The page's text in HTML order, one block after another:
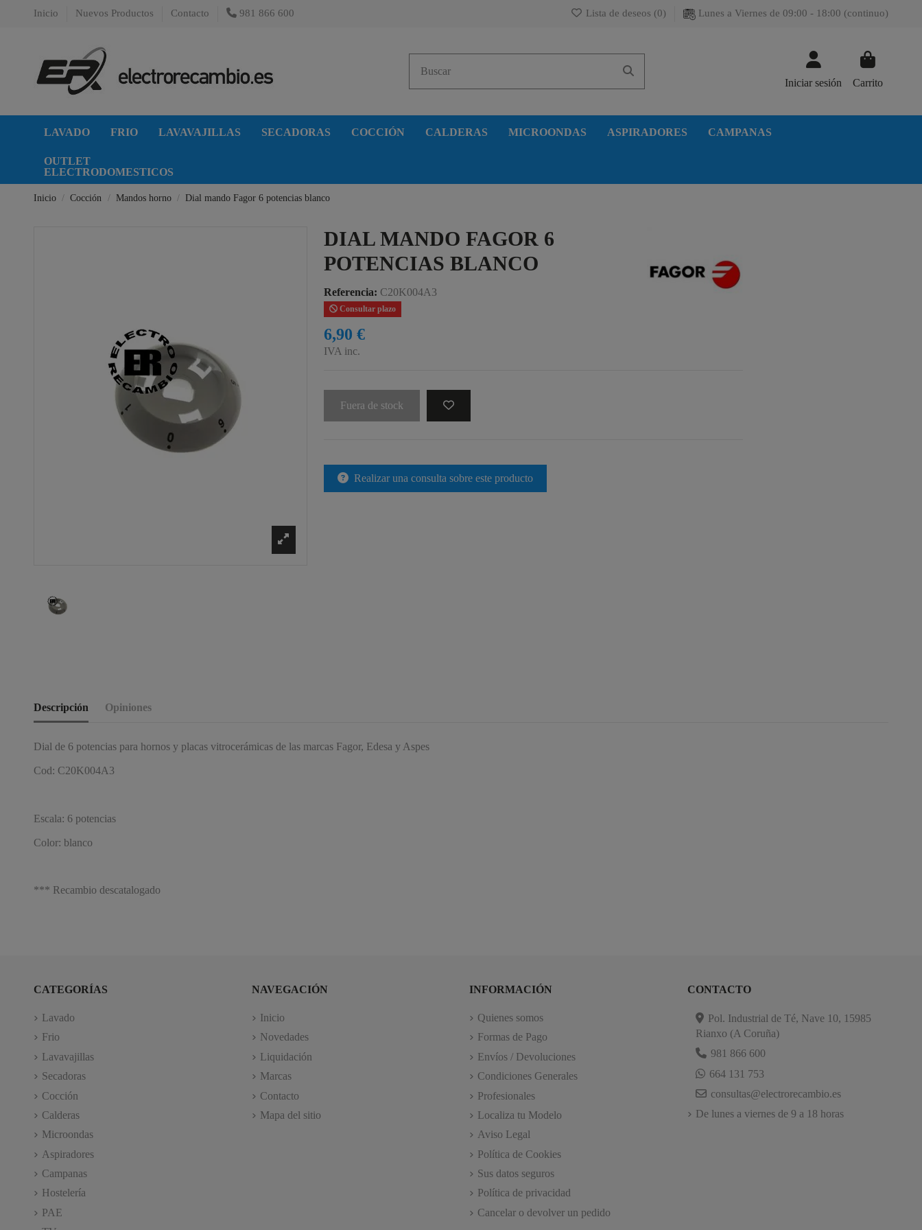
Inicio Nuevos Productos Contacto 981 866 600 Lista de deseos (0) Lunes a Viernes de 09:00 - 18:00 (continuo)
Iniciar sesión Carrito
LAVADO FRIO LAVAVAJILLAS SECADORAS COCCIÓN CALDERAS MICROONDAS ASPIRADORES CAMPANAS
OUTLET
ELECTRODOMESTICOS
Inicio Cocción Mandos horno Dial mando Fagor 6 potencias blanco
DIAL MANDO FAGOR 6
POTENCIAS BLANCO
Referencia: C20K004A3
Consultar plazo
6,90 €
IVA inc.
Fuera de stock
Realizar una consulta sobre este producto
Descripción Opiniones
Dial de 6 potencias para hornos y placas vitrocerámicas de las marcas Fagor, Edesa y Aspes
Cod: C20K004A3
Escala: 6 potencias
Color: blanco
*** Recambio descatalogado
CATEGORÍAS
Lavado
Frio
Lavavajillas
Secadoras
Cocción
Calderas
Microondas
Aspiradores
Campanas
Hostelería
PAE
NAVEGACIÓN
Inicio
Novedades
Liquidación
Marcas
Contacto
Mapa del sitio
INFORMACIÓN
Quienes somos
Formas de Pago
Envíos / Devoluciones
Condiciones Generales
Profesionales
Localiza tu Modelo
Aviso Legal
Política de Cookies
Sus datos seguros
Política de privacidad
Cancelar o devolver un pedido
CONTACTO
Pol. Industrial de Té, Nave 10, 15985
Rianxo (A Coruña)
981 866 600
664 131 753
consultas@electrorecambio.es
De lunes a viernes de 9 a 18 horas